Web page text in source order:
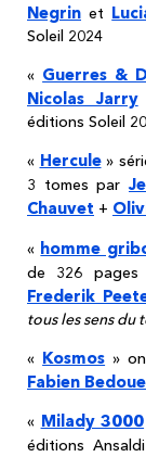
Negrin et
Soleil 2024
« Guerres &
Nicolas Jarry
éditions Soleil
« Hercule»
3 tomes par
Chauvet +
« homme
de 326
Frederik
tous les sens du
« Kosmos »
Fabien
« Milady 3000
éditions